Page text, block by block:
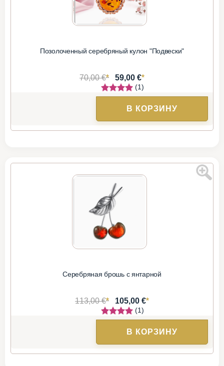
Позолоченный серебряный кулон "Подвески"
70,00 €* 59,00 €*
(1)
В КОРЗИНУ
Серебряная брошь с янтарной
113,00 €* 105,00 €*
(1)
В КОРЗИНУ